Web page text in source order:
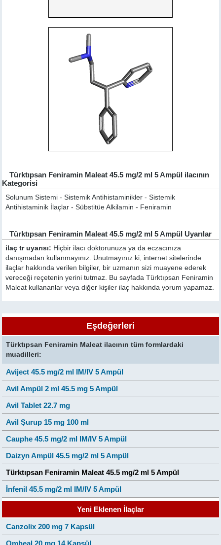
Türktıpsan Feniramin Maleat 45.5 mg/2 ml 5 Ampül ilacının
Kategorisi
Solunum Sistemi - Sistemik Antihistaminikler - Sistemik
Antihistaminik İlaçlar - Sübstitüe Alkilamin - Feniramin
Türktıpsan Feniramin Maleat 45.5 mg/2 ml 5 Ampül Uyarılar
ilaç tr uyarısı: Hiçbir ilacı doktorunuza ya da eczacınıza
danışmadan kullanmayınız. Unutmayınız ki, internet sitelerinde
ilaçlar hakkında verilen bilgiler, bir uzmanın sizi muayene ederek
vereceği reçetenin yerini tutmaz. Bu sayfada Türktıpsan Feniramin
Maleat kullananlar veya diğer kişiler ilaç hakkında yorum yapamaz.
Eşdeğerleri
Türktıpsan Feniramin Maleat ilacının tüm formlardaki
muadilleri:
Aviject 45.5 mg/2 ml IM/IV 5 Ampül
Avil Ampül 2 ml 45.5 mg 5 Ampül
Avil Tablet 22.7 mg
Avil Şurup 15 mg 100 ml
Cauphe 45.5 mg/2 ml IM/IV 5 Ampül
Daizyn Ampül 45.5 mg/2 ml 5 Ampül
Türktıpsan Feniramin Maleat 45.5 mg/2 ml 5 Ampül
İnfenil 45.5 mg/2 ml IM/IV 5 Ampül
Yeni Eklenen İlaçlar
Canzolix 200 mg 7 Kapsül
Omheal 20 mg 14 Kapsül